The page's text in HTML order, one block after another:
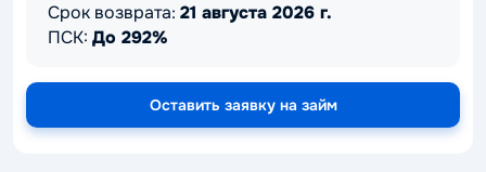
Срок возврата: 21 августа 2026 г.
ПСК: До 292%
Оставить заявку на займ